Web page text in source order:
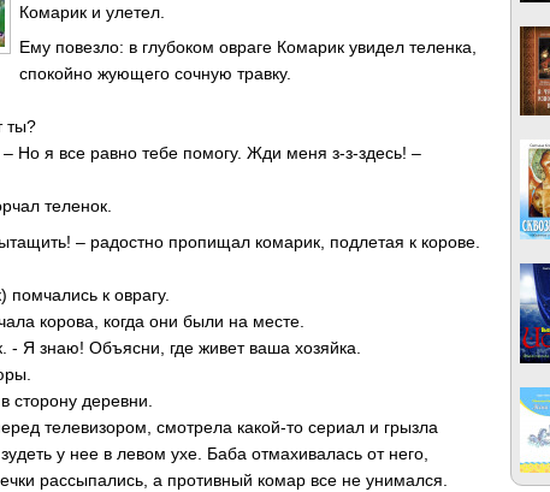
Комарик и улетел.
Ему повезло: в глубоком овраге Комарик увидел теленка,
спокойно жующего сочную травку.
ты?
Но я все равно тебе помогу. Жди меня з-з-здесь! –
теленок.
– радостно пропищал комарик, подлетая к корове.
к оврагу.
корова, когда они были на месте.
- Я знаю! Объясни, где живет ваша хозяйка.
деревни.
телевизором, смотрела какой-то сериал и грызла
у нее в левом ухе. Баба отмахивалась от него,
рассыпались, а противный комар все не унимался.